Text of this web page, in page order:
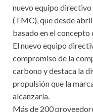
nuevo equipo
(TMC), que desde
basado en el concepto
El nuevo equipo
compromiso de la
carbono y destaca la
propulsión que la
alcanzarla.
Más de 200